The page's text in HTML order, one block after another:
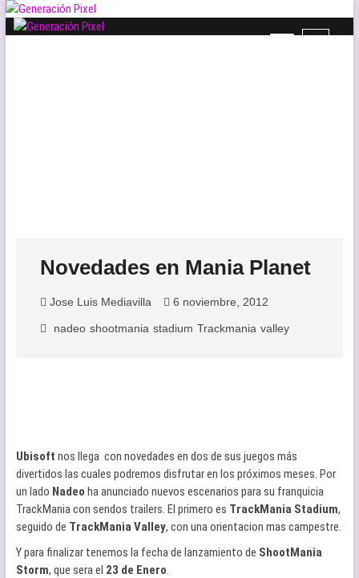
Saltar
B
Novedades en Mania Planet
Jose Luis Mediavilla 6 noviembre, 2012
nadeo shootmania stadium Trackmania valley
Ubisoft nos llega con novedades en dos de sus juegos más
divertidos las cuales podremos disfrutar en los próximos meses. Por
un lado Nadeo ha anunciado nuevos escenarios para su franquicia
TrackMania con sendos trailers. El primero es TrackMania Stadium,
seguido de TrackMania Valley, con una orientacion mas campestre.
Y para finalizar tenemos la fecha de lanzamiento de ShootMania
Storm, que sera el 23 de Enero.